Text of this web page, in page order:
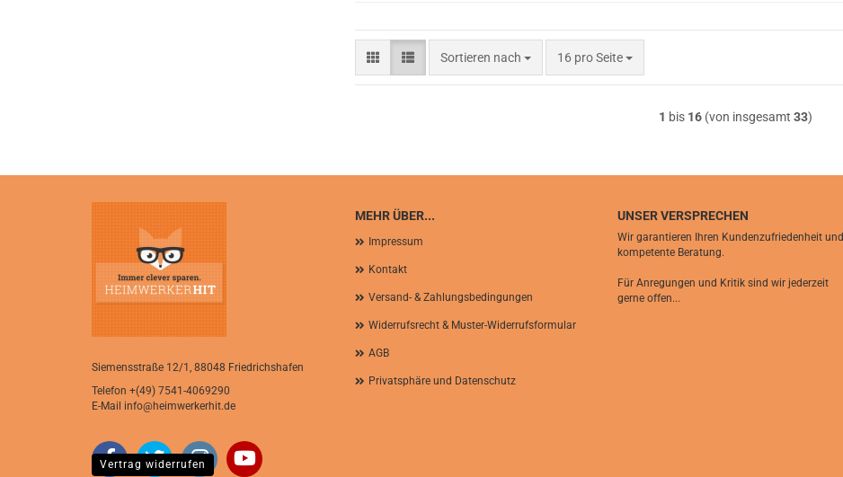
Sortieren nach
Sortieren nach 16 pro Seite
pro Seite
1 bis 16(von insgesamt 33)
MEHR ÜBER...
Impressum
Kontakt
Versand- & Zahlungsbedingungen
Widerrufsrecht & Muster-Widerrufsformular
AGB
Privatsphäre und Datenschutz
UNSER VERSPRECHEN
Wir garantieren Ihren Kundenzufriedenheit und
kompetente Beratung.
Für Anregungen und Kritik sind wir jederzeit
gerne offen...
Siemensstraße 12/1, 88048 Friedrichshafen
Telefon +(49) 7541-4069290
E-Mail info@heimwerkerhit.de
Vertrag widerrufen